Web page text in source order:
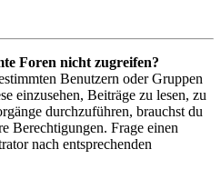
Foren nicht zugreifen?
Benutzern oder Gruppen
einzusehen, Beiträge zu lesen, zu
durchzuführen, brauchst du
Berechtigungen. Frage einen
nach entsprechenden